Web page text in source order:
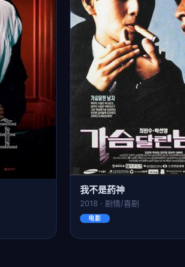
我不是药神
2018 · 剧情/喜剧
电影